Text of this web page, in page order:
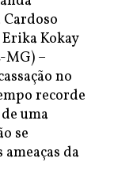
Erika Kokay
MG) –
no
recorde
uma
se
da